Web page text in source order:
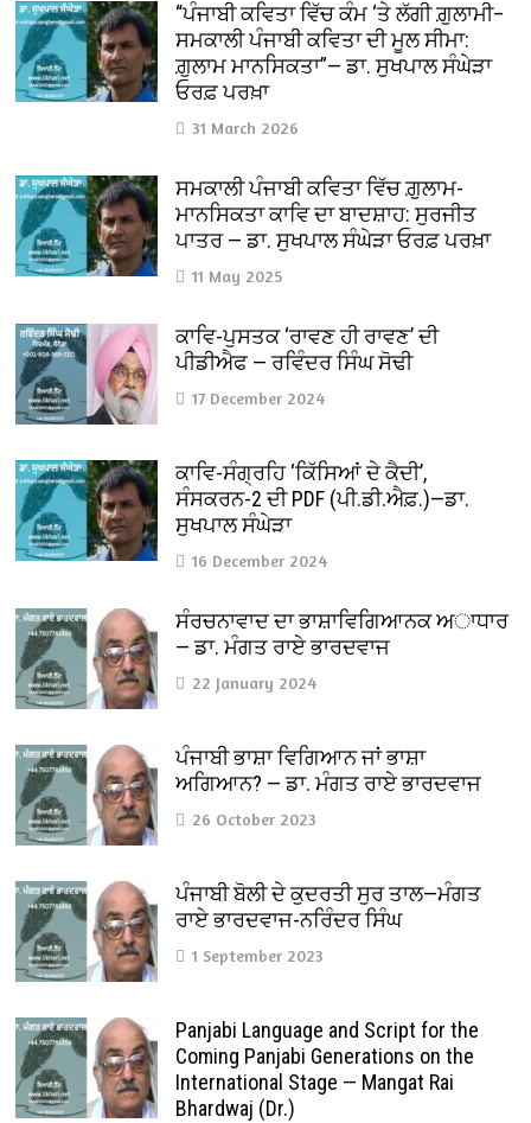
“ਪੰਜਾਬੀ ਕਵਿਤਾ ਵਿੱਚ ਕੰਮ ‘ਤੇ ਲੱਗੀ ਗ਼ੁਲਾਮੀ–
ਸਮਕਾਲੀ ਪੰਜਾਬੀ ਕਵਿਤਾ ਦੀ ਮੂਲ ਸੀਮਾ:
ਗ਼ੁਲਾਮ ਮਾਨਸਿਕਤਾ”— ਡਾ. ਸੁਖਪਾਲ ਸੰਘੇੜਾ
ਓਰਫ਼ ਪਰਖ਼ਾ
31 March 2026
ਸਮਕਾਲੀ ਪੰਜਾਬੀ ਕਵਿਤਾ ਵਿੱਚ ਗ਼ੁਲਾਮ-
ਮਾਨਸਿਕਤਾ ਕਾਵਿ ਦਾ ਬਾਦਸ਼ਾਹ: ਸੁਰਜੀਤ
ਪਾਤਰ — ਡਾ. ਸੁਖਪਾਲ ਸੰਘੇੜਾ ਓਰਫ਼ ਪਰਖ਼ਾ
11 May 2025
ਕਾਵਿ-ਪੁਸਤਕ ‘ਰਾਵਣ ਹੀ ਰਾਵਣ’ ਦੀ
ਪੀਡੀਐਫ — ਰਵਿੰਦਰ ਸਿੰਘ ਸੋਢੀ
17 December 2024
ਕਾਵਿ-ਸੰਗ੍ਰਹਿ ‘ਕਿੱਸਿਆਂ ਦੇ ਕੈਦੀ’,
ਸੰਸਕਰਨ-2 ਦੀ PDF (ਪੀ.ਡੀ.ਐਫ਼.)—ਡਾ.
ਸੁਖਪਾਲ ਸੰਘੇੜਾ
16 December 2024
ਸੰਰਚਨਾਵਾਦ ਦਾ ਭਾਸ਼ਾਵਿਗਿਆਨਕ ਅਾਧਾਰ
— ਡਾ. ਮੰਗਤ ਰਾਏ ਭਾਰਦਵਾਜ
22 January 2024
ਪੰਜਾਬੀ ਭਾਸ਼ਾ ਵਿਗਿਆਨ ਜਾਂ ਭਾਸ਼ਾ
ਅਗਿਆਨ? — ਡਾ. ਮੰਗਤ ਰਾਏ ਭਾਰਦਵਾਜ
26 October 2023
ਪੰਜਾਬੀ ਬੋਲੀ ਦੇ ਕੁਦਰਤੀ ਸੁਰ ਤਾਲ—ਮੰਗਤ
ਰਾਏ ਭਾਰਦਵਾਜ-ਨਰਿੰਦਰ ਸਿੰਘ
1 September 2023
Panjabi Language and Script for the
Coming Panjabi Generations on the
International Stage — Mangat Rai
Bhardwaj (Dr.)